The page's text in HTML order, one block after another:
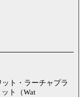
ット・ラーチャプラ
ト（Wat